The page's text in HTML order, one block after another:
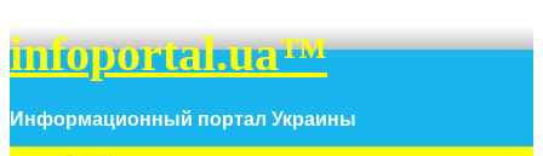
infoportal.ua™
Информационный портал Украины